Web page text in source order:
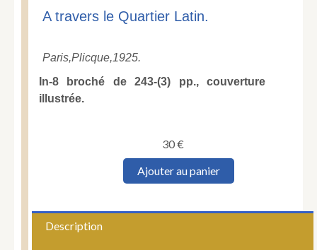
A travers le Quartier Latin.
Paris,Plicque,1925.
In-8 broché de 243-(3) pp., couverture
illustrée.
30€
quantitéAjouter au panier
Description